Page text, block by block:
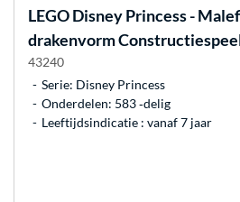
LEGODisney Princess -
drakenvorm
43240
Serie: Disney Princess
Onderdelen: 583 ‐delig
Leeftijdsindicatie : vanaf 7 jaar